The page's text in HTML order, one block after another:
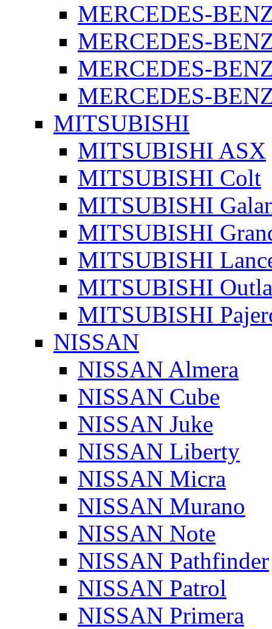
MERCEDES-
MERCEDES-
MERCEDES-
MERCEDES-
MITSUBISHI
MITSUBISHI ASX
MITSUBISHI Colt
MITSUBISHI
MITSUBISHI
MITSUBISHI
MITSUBISHI
MITSUBISHI
NISSAN
NISSAN Almera
NISSAN Cube
NISSAN Juke
NISSAN Liberty
NISSAN Micra
NISSAN Murano
NISSAN Note
NISSAN Pathfinder
NISSAN Patrol
NISSAN Primera